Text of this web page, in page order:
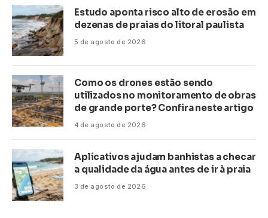
Estudo aponta risco alto de erosão em
dezenas de praias do litoral paulista
5 de agosto de 2026
Como os drones estão sendo
utilizados no monitoramento de obras
de grande porte? Confira neste artigo
4 de agosto de 2026
Aplicativos ajudam banhistas a checar
a qualidade da água antes de ir à praia
3 de agosto de 2026